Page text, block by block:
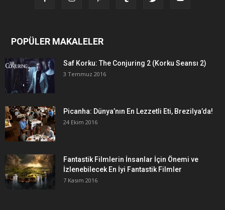
POPÜLER MAKALELER
Saf Korku: The Conjuring 2 (Korku Seansı 2)
3 Temmuz 2016
Picanha: Dünya’nın En Lezzetli Eti, Brezilya’da!
24 Ekim 2016
Fantastik Filmlerin İnsanlar İçin Önemi ve
İzlenebilecek En İyi Fantastik Filmler
7 Kasım 2016